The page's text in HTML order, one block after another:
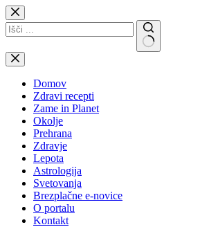
Skip
to
content
No
results
Domov
Zdravi recepti
Zame in Planet
Okolje
Prehrana
Zdravje
Lepota
Astrologija
Svetovanja
Brezplačne e-novice
O portalu
Kontakt